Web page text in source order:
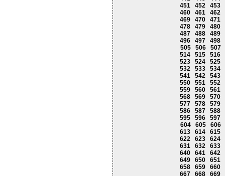
451
452
453
460
461
462
469
470
471
478
479
480
487
488
489
496
497
498
505
506
507
514
515
516
523
524
525
532
533
534
541
542
543
550
551
552
559
560
561
568
569
570
577
578
579
586
587
588
595
596
597
604
605
606
613
614
615
622
623
624
631
632
633
640
641
642
649
650
651
658
659
660
667
668
669